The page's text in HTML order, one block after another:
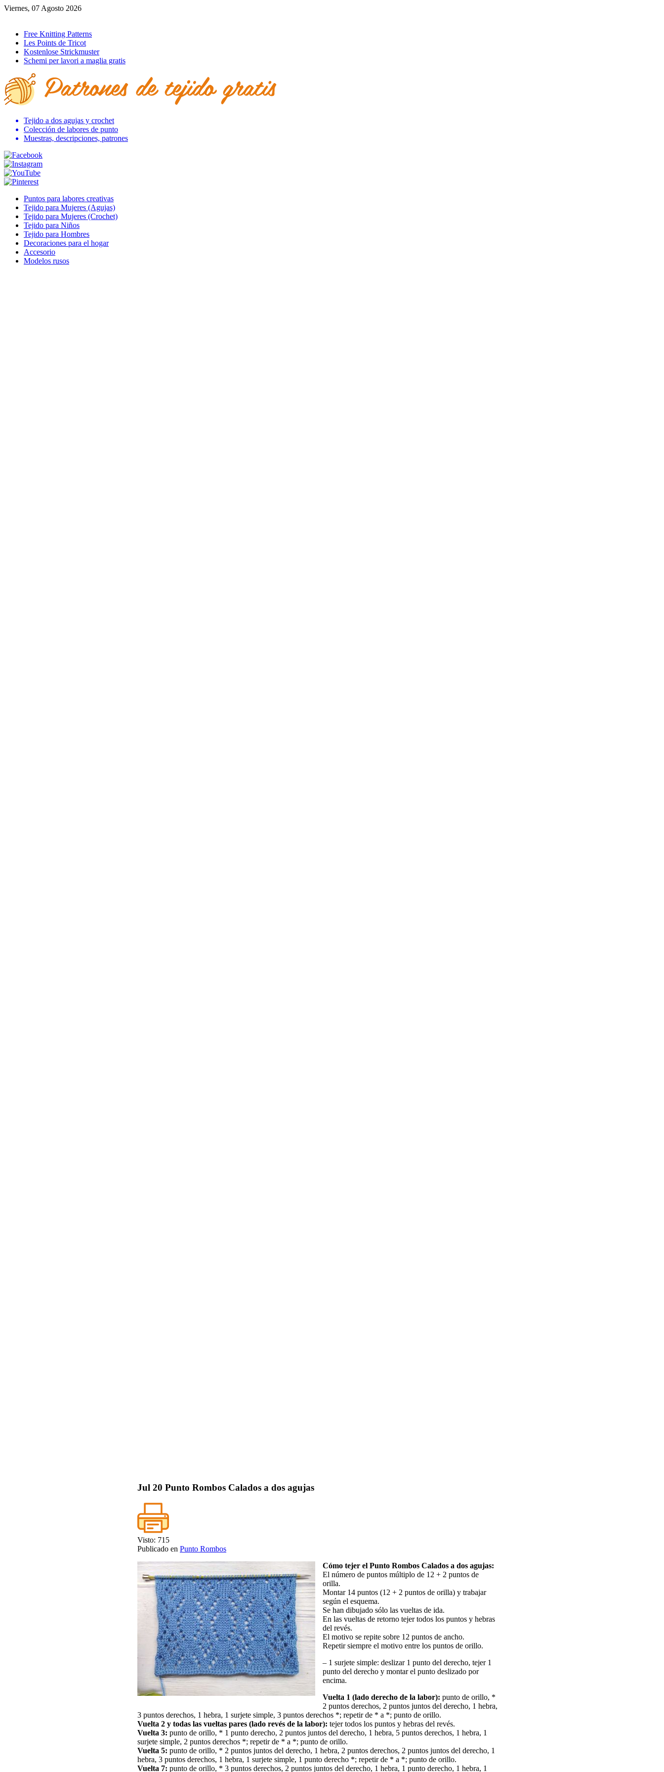
Viernes, 07 Agosto 2026
Free Knitting Patterns
Les Points de Tricot
Kostenlose Strickmuster
Schemi per lavori a maglia gratis
Tejido a dos agujas y crochet
Colección de labores de punto
Muestras, descripciones, patrones
Puntos para labores creativas
Tejido para Mujeres (Agujas)
Tejido para Mujeres (Crochet)
Tejido para Niños
Tejido para Hombres
Decoraciones para el hogar
Accesorio
Modelos rusos
Jul 20 Punto Rombos Calados a dos agujas
Visto: 715
Publicado en Punto Rombos
Cómo tejer el Punto Rombos Calados a dos agujas:
El número de puntos múltiplo de 12 + 2 puntos de
orilla.
Montar 14 puntos (12 + 2 puntos de orilla) y trabajar
según el esquema.
Se han dibujado sólo las vueltas de ida.
En las vueltas de retorno tejer todos los puntos y hebras
del revés.
El motivo se repite sobre 12 puntos de ancho.
Repetir siempre el motivo entre los puntos de orillo.
– 1 surjete simple: deslizar 1 punto del derecho, tejer 1
punto del derecho y montar el punto deslizado por
encima.
Vuelta 1 (lado derecho de la labor): punto de orillo, *
2 puntos derechos, 2 puntos juntos del derecho, 1 hebra,
3 puntos derechos, 1 hebra, 1 surjete simple, 3 puntos derechos *; repetir de * a *; punto de orillo.
Vuelta 2 y todas las vueltas pares (lado revés de la labor): tejer todos los puntos y hebras del revés.
Vuelta 3: punto de orillo, * 1 punto derecho, 2 puntos juntos del derecho, 1 hebra, 5 puntos derechos, 1 hebra, 1
surjete simple, 2 puntos derechos *; repetir de * a *; punto de orillo.
Vuelta 5: punto de orillo, * 2 puntos juntos del derecho, 1 hebra, 2 puntos derechos, 2 puntos juntos del derecho, 1
hebra, 3 puntos derechos, 1 hebra, 1 surjete simple, 1 punto derecho *; repetir de * a *; punto de orillo.
Vuelta 7: punto de orillo, * 3 puntos derechos, 2 puntos juntos del derecho, 1 hebra, 1 punto derecho, 1 hebra, 1